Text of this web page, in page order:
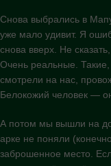
Снова выбрались в
уже мало удивит. Я
снова вверх. Не
Очень реальные.
смотрели на нас,
Белокожий человек —
А потом мы вышли на
арке не поняли
заброшенное место.